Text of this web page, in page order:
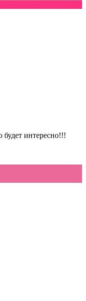
будет интересно!!!